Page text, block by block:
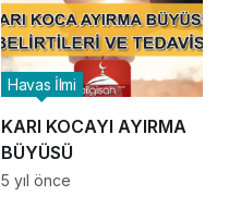
KARI KOCAYI AYIRMA
BÜYÜSÜ
Havas İlmi
5 yıl önce